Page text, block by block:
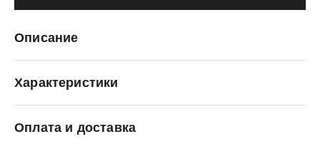
Описание
Характеристики
Оплата и доставка